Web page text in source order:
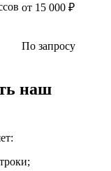
от 15 000 ₽
По запросу
наш